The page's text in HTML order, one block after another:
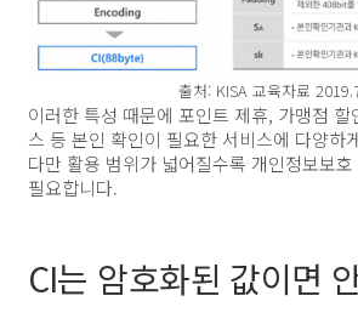
출처: KISA 교육자료
이러한 특성 때문에 포인트 제휴, 가맹점 할
스 등 본인 확인이 필요한 서비스에 다양하
다만 활용 범위가 넓어질수록 개인정보보
필요합니다.
CI는 암호화된 값이면